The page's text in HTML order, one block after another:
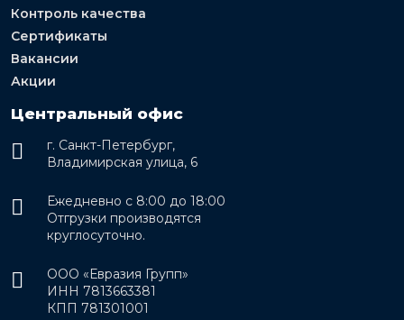
Контроль качества
Сертификаты
Вакансии
Акции
Центральный офис
г. Санкт-Петербург,
Владимирская улица, 6
Ежедневно с 8:00 до 18:00
Отгрузки производятся
круглосуточно.
ООО «Евразия Групп»
ИНН 7813663381
КПП 781301001